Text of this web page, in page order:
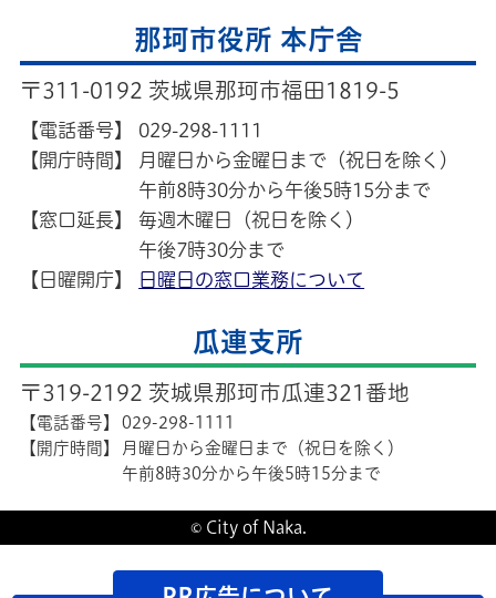
那珂市役所 本庁舎
〒311-0192 茨城県那珂市福田1819-5
【電話番号】
029-298-1111
【開庁時間】
月曜日から金曜日まで（祝日を除く）
午前8時30分から午後5時15分まで
【窓口延長】
毎週木曜日（祝日を除く）
午後7時30分まで
【日曜開庁】
日曜日の窓口業務について
瓜連支所
〒319-2192 茨城県那珂市瓜連321番地
【電話番号】
029-298-1111
【開庁時間】
月曜日から金曜日まで（祝日を除く）
午前8時30分から午後5時15分まで
© City of Naka.